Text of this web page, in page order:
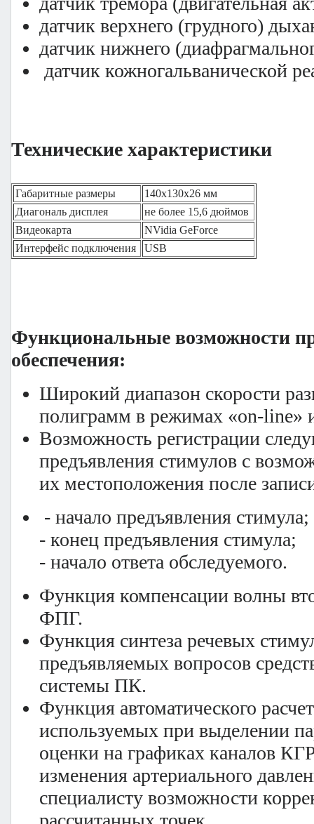
датчик верхнего (грудного)
датчик нижнего
датчик кожногальванической
Технические характеристики
Габаритные размеры
140х130х26 мм
Диагональ дисплея
не более 15,6 дюймов
Видеокарта
NVidia GeForce
Интерфейс подключения
USB
Функциональные возможности
обеспечения:
Широкий диапазон скорости
полиграмм в режимах «on-line»
Возможность регистрации
предъявления стимулов с
их местоположения после
- начало предъявления стимула;
- конец предъявления стимула;
- начало ответа обследуемого.
Функция компенсации волны
ФПГ.
Функция синтеза речевых
предъявляемых вопросов
системы ПК.
Функция автоматического
используемых при выделении
оценки на графиках каналов
изменения артериального
специалисту возможности